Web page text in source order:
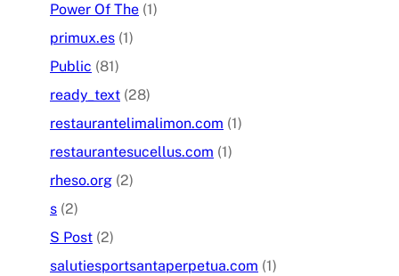
Power Of The (1)
primux.es (1)
Public (81)
ready_text (28)
restaurantelimalimon.com (1)
restaurantesucellus.com (1)
rheso.org (2)
s (2)
S Post (2)
salutiesportsantaperpetua.com (1)